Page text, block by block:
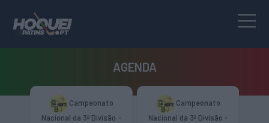
AGENDA
3ª Divisão -
Campeonato
Nacional da 3ª Divisão -
Campeonato
Nacional da 3ª Divisão -